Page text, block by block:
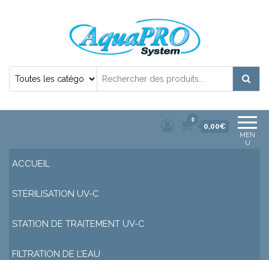
Désinfection Uv de l'eau | Filtration et
MEN
U
0
0,00€
ACCUEIL
STÉRILISATION UV-C
STATION DE TRAITEMENT UV-C
FILTRATION DE L’EAU